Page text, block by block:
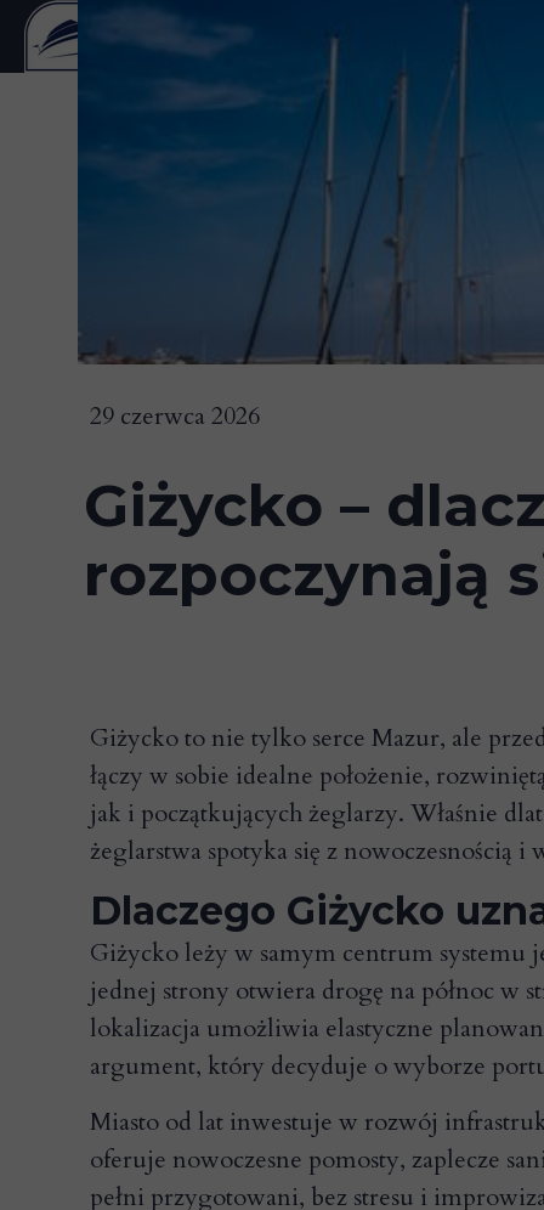
29 czerwca 2026
Giżycko –
rozpoczynają
Giżycko to nie tylko serce Mazur, ale
łączy w sobie idealne położenie,
jak i początkujących żeglarzy. Właśnie
żeglarstwa spotyka się z nowoczesnością i
Dlaczego Giżycko
Giżycko leży w samym centrum systemu
jednej strony otwiera drogę na północ w
lokalizacja umożliwia elastyczne
argument, który decyduje o wyborze
Miasto od lat inwestuje w rozwój
oferuje nowoczesne pomosty, zaplecze
pełni przygotowani, bez stresu i